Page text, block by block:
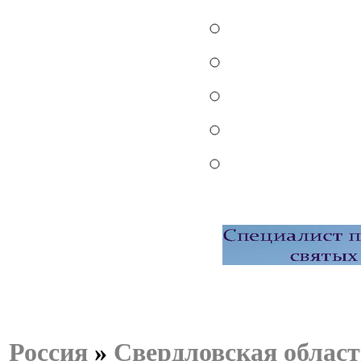
Россия » Свердловская